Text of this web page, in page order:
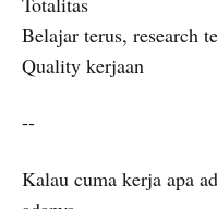
Belajar terus, research
Quality kerjaan
--
Kalau cuma kerja apa